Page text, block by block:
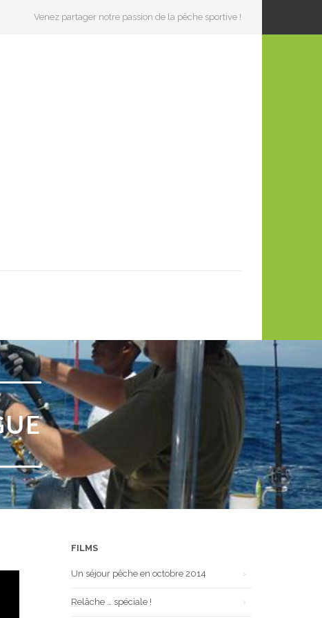
Venez partager notre passion de la pêche sportive !
FILMS
Un séjour pêche en octobre 2014
Relâche … spéciale !